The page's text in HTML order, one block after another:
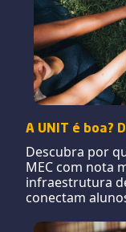
A UNIT é boa?
Descubra por
MEC com nota
infraestrutura
conectam